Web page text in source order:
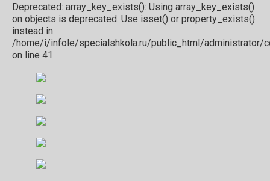
Deprecated: array_key_exists(): Using array_key_exists()
on objects is deprecated. Use isset() or property_exists()
instead in
/home/i/infole/specialshkola.ru/public_html/
on line 41